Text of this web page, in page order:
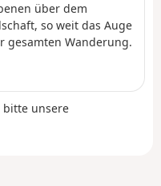
über dem
so weit das Auge
gesamten Wanderung.
bitte unsere